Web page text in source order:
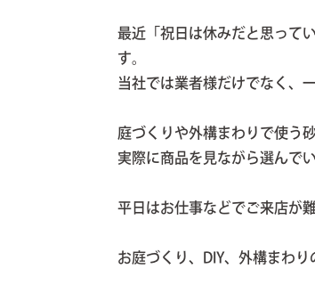
最近「祝日は休みだと思って
す。
当社では業者様だけでなく、
庭づくりや外構まわりで使う
実際に商品を見ながら選んで
平日はお仕事などでご来店が
お庭づくり、DIY、外構まわ